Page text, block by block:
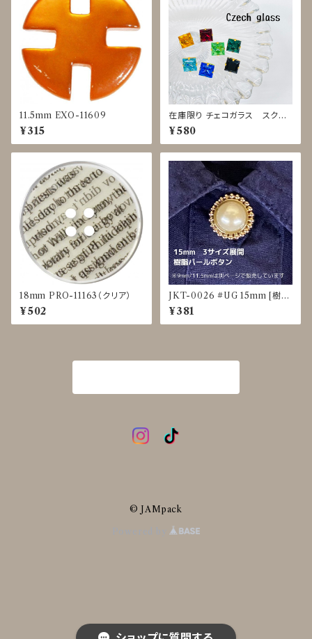
11.5mm EXO-11609
¥315
在庫限り チェコガラス スクエ
アボタン◇17mm
¥580
18mm PRO-11163（クリア）
¥502
JKT-0026 #UG 15mm [樹脂
パール] [裏足ボタン]
¥381
© JAMpack
Powered by